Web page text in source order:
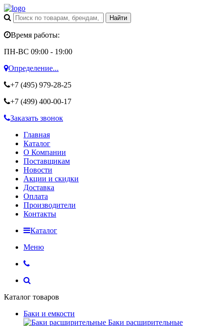
Время работы:
ПН-ВС 09:00 - 19:00
Определение...
+7 (495) 979-28-25
+7 (499) 400-00-17
Заказать звонок
Главная
Каталог
О Компании
Поставщикам
Новости
Акции и скидки
Доставка
Оплата
Производители
Контакты
Каталог
Меню
Каталог товаров
Баки и емкости
Баки расширительные